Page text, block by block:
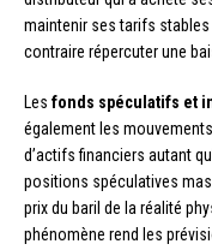
maintenir ses tarifs
contraire répercuter une
Les fonds spéculatifs et
également les
d’actifs financiers autant
positions spéculatives
prix du baril de la réalité
phénomène rend les